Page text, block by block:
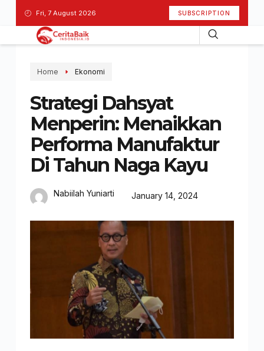
Fri, 7 August 2026 SUBSCRIPTION
Home Ekonomi
Strategi Dahsyat
Menperin: Menaikkan
Performa Manufaktur
Di Tahun Naga Kayu
Nabiilah Yuniarti January 14, 2024